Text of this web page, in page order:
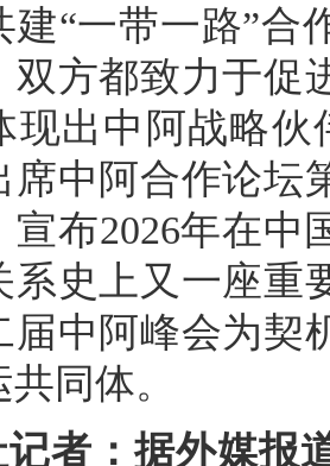
建“一带一路”合
双方都致力于促
现出中阿战略
席中阿合作论坛
宣布2026年在
系史上又一座重
届中阿峰会为契
同体。
者：据外媒报